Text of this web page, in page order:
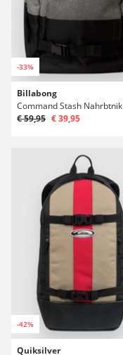
-33%
Billabong
Command Stash Nahrbtnik
€ 59,95 € 39,95
-42%
Quiksilver